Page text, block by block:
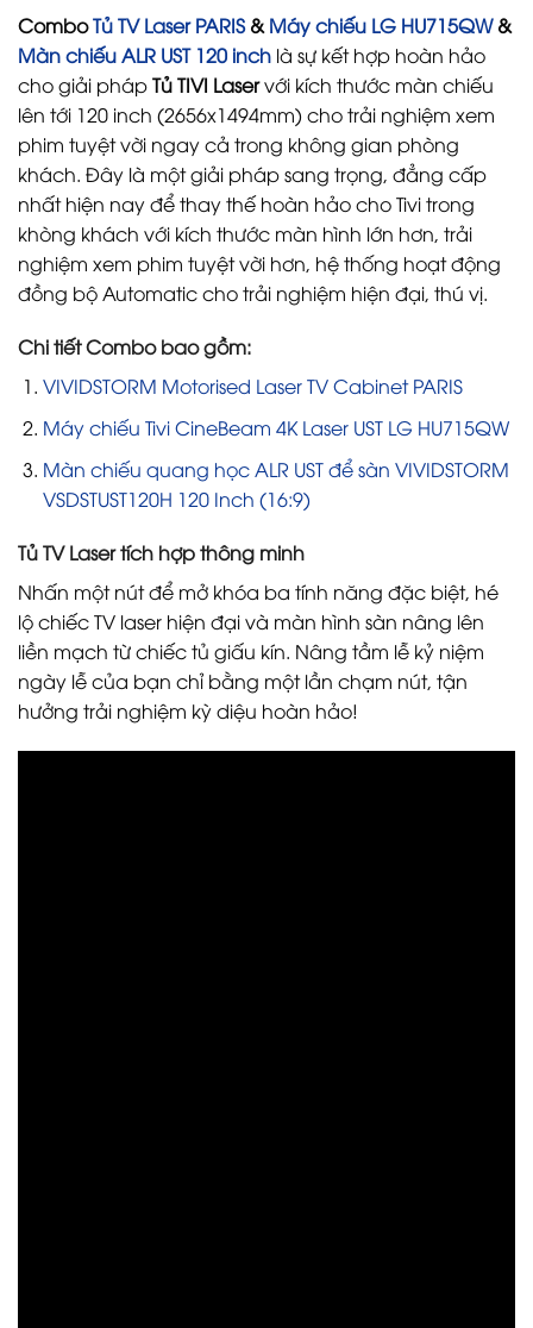
ComboTủ TV Laser PARIS&Máy chiếu LG HU715QW&
Màn chiếu ALR UST 120 inch là sự kết hợp hoàn hảo
cho giải phápTủ TIVI Laservới kích thước màn chiếu
lên tới 120 inch (2656x1494mm) cho trải nghiệm xem
phim tuyệt vời ngay cả trong không gian phòng
khách. Đây là một giải pháp sang trọng, đẳng cấp
nhất hiện nay để thay thế hoàn hảo cho Tivi trong
khòng khách với kích thước màn hình lớn hơn, trải
nghiệm xem phim tuyệt vời hơn, hệ thống hoạt động
đồng bộ Automatic cho trải nghiệm hiện đại, thú vị.
Chi tiết Combo bao gồm:
VIVIDSTORM Motorised Laser TV Cabinet PARIS
Máy chiếu Tivi CineBeam 4K Laser UST LG HU715QW
Màn chiếu quang học ALR UST để sàn VIVIDSTORM
VSDSTUST120H 120 Inch (16:9)
Tủ TV Laser tích hợp thông minh
Nhấn một nút để mở khóa ba tính năng đặc biệt, hé
lộ chiếc TV laser hiện đại và màn hình sàn nâng lên
liền mạch từ chiếc tủ giấu kín. Nâng tầm lễ kỷ niệm
ngày lễ của bạn chỉ bằng một lần chạm nút, tận
hưởng trải nghiệm kỳ diệu hoàn hảo!